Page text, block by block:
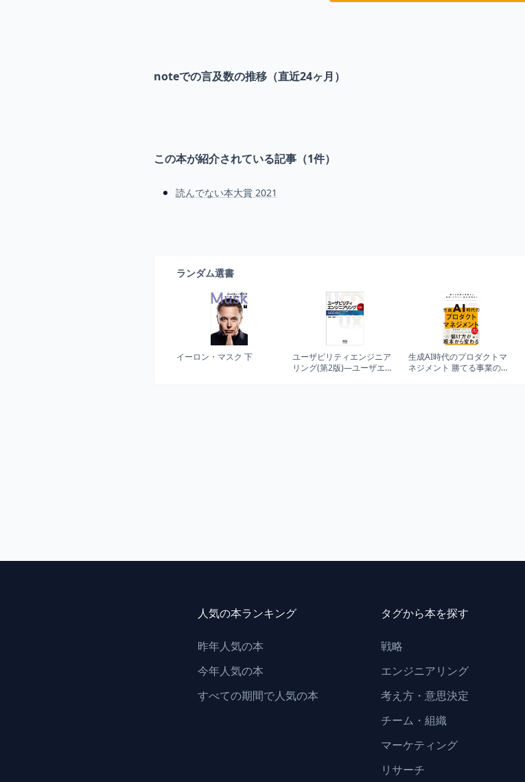
noteでの言及数の推移（直近24ヶ月）
この本が紹介されている記事（1件）
読んでない本大賞 2021
ランダム選書
イーロン・マスク 下
ユーザビリティエンジニア
リング(第2版)―ユーザエク
生成AI時代のプロダクトマ
ネジメント 勝てる事業の原
人気の本ランキング
昨年人気の本
今年人気の本
すべての期間で人気の本
タグから本を探す
戦略
エンジニアリング
考え方・意思決定
チーム・組織
マーケティング
リサーチ